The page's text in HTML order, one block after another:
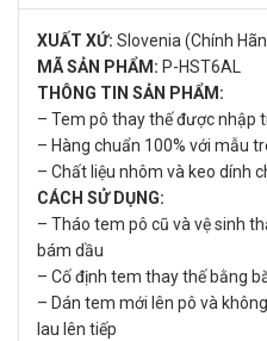
XUẤT XỨ: Slovenia (Chính
MÃ SẢN PHẨM: P-HST6AL
THÔNG TIN SẢN PHẨM:
– Tem pô thay thế được nhập
– Hàng chuẩn 100% với mẫu
– Chất liệu nhôm và keo dính
CÁCH SỬ DỤNG:
– Tháo tem pô cũ và vệ sinh
bám dầu
– Cố định tem thay thế bằng
– Dán tem mới lên pô và
lau lên tiếp